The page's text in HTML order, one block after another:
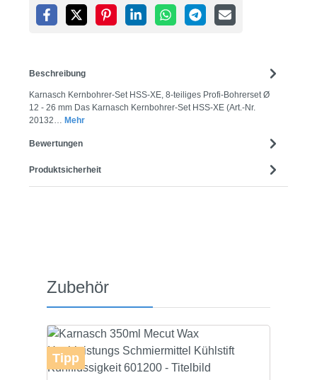
Beschreibung
Karnasch Kernbohrer-Set HSS-XE, 8-teiliges Profi-Bohrerset Ø
12 - 26 mm Das Karnasch Kernbohrer-Set HSS-XE (Art.-Nr.
20132… Mehr
Bewertungen
Produktsicherheit
Produktgalerie überspringen
Zubehör
Tipp